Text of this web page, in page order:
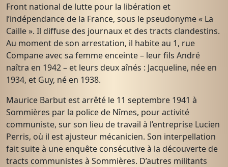
Front national de lutte pour la libération et
l’indépendance de la France, sous le pseudonyme « La
Caille ». Il diffuse des journaux et des tracts clandestins.
Au moment de son arrestation, il habite au 1, rue
Compane avec sa femme enceinte – leur fils André
naîtra en 1942 – et leurs deux aînés : Jacqueline, née en
1934, et Guy, né en 1938.
Maurice Barbut est arrêté le 11 septembre 1941 à
Sommières par la police de Nîmes, pour activité
communiste, sur son lieu de travail à l’entreprise Lucien
Perris, où il est ajusteur mécanicien. Son interpellation
fait suite à une enquête consécutive à la découverte de
tracts communistes à Sommières. D’autres militants